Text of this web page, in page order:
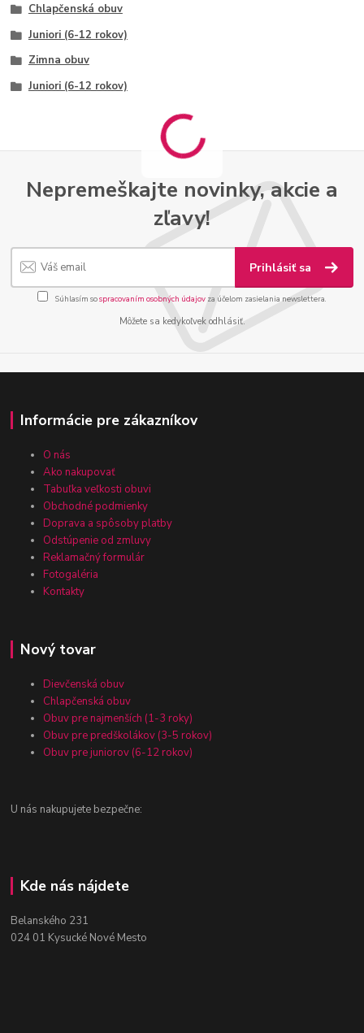
Chlapčenská obuv
Juniori (6-12 rokov)
Zimna obuv
Juniori (6-12 rokov)
Nepremeškajte novinky, akcie a
zľavy!
Prihlásiť sa
Súhlasím sospracovaním osobných údajov za účelom zasielania newslettera.
Môžete sa kedykoľvek odhlásiť.
Informácie pre zákazníkov
O nás
Ako nakupovať
Tabuľka veľkosti obuvi
Obchodné podmienky
Doprava a spôsoby platby
Odstúpenie od zmluvy
Reklamačný formulár
Fotogaléria
Kontakty
Nový tovar
Dievčenská obuv
Chlapčenská obuv
Obuv pre najmenších (1-3 roky)
Obuv pre predškolákov (3-5 rokov)
Obuv pre juniorov (6-12 rokov)
U nás nakupujete bezpečne:
Kde nás nájdete
Belanského 231
024 01 Kysucké Nové Mesto